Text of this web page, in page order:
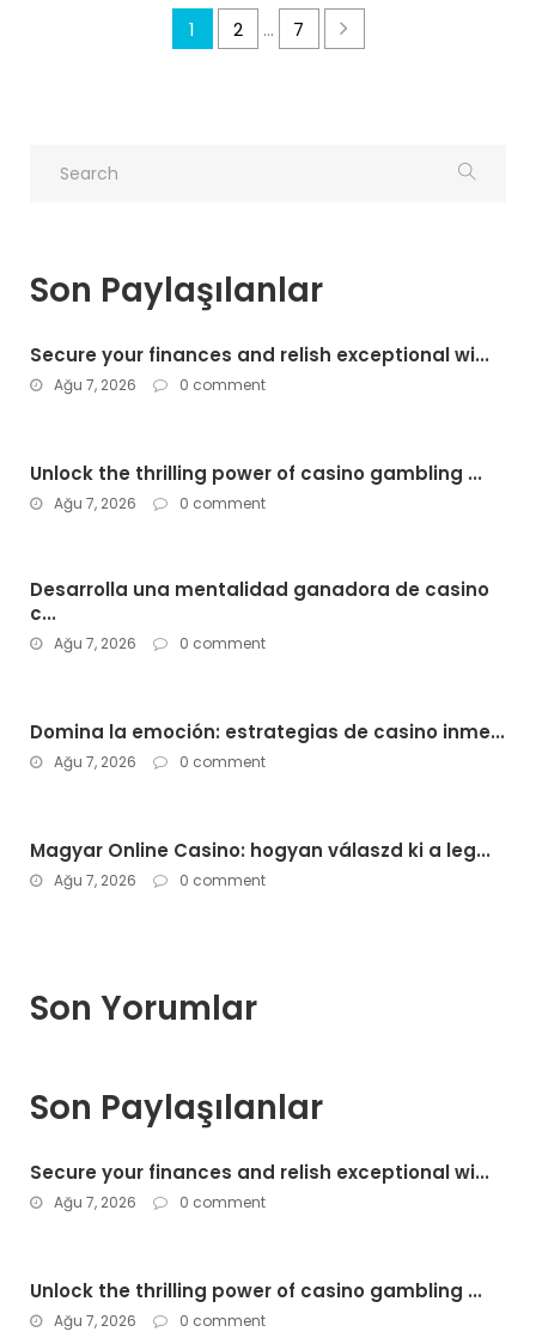
1 2 … 7
Son Paylaşılanlar
Secure your finances and relish exceptional wi...
Ağu 7, 2026 0 comment
Unlock the thrilling power of casino gambling ...
Ağu 7, 2026 0 comment
Desarrolla una mentalidad ganadora de casino
c...
Ağu 7, 2026 0 comment
Domina la emoción: estrategias de casino inme...
Ağu 7, 2026 0 comment
Magyar Online Casino: hogyan válaszd ki a leg...
Ağu 7, 2026 0 comment
Son Yorumlar
Son Paylaşılanlar
Secure your finances and relish exceptional wi...
Ağu 7, 2026 0 comment
Unlock the thrilling power of casino gambling ...
Ağu 7, 2026 0 comment